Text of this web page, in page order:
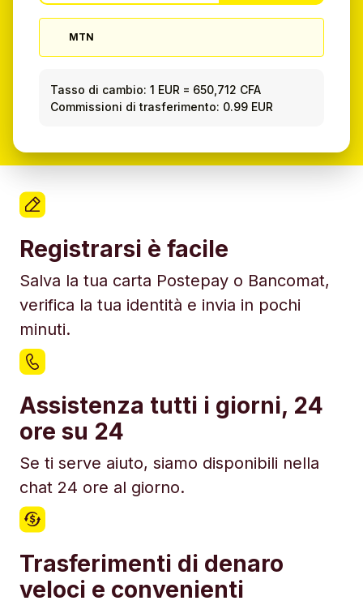
MTN
Tasso di cambio: 1 EUR = 650,712 CFA
Commissioni di trasferimento: 0.99 EUR
Registrarsi è facile
Salva la tua carta Postepay o Bancomat,
verifica la tua identità e invia in pochi
minuti.
Assistenza tutti i giorni, 24
ore su 24
Se ti serve aiuto, siamo disponibili nella
chat 24 ore al giorno.
Trasferimenti di denaro
veloci e convenienti